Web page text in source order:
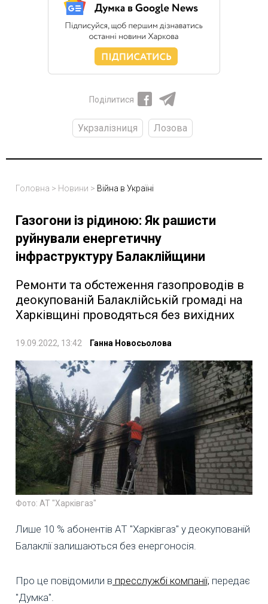
Поділитися
Укрзалізниця Лозова
Головна > Новини > Війна в Україні
Газогони із рідиною: Як рашисти
руйнували енергетичну
інфраструктуру Балаклійщини
Ремонти та обстеження газопроводів в
деокупованій Балаклійській громаді на
Харківщині проводяться без вихідних
19.09.2022, 13:42 Ганна Новосьолова
Фото: АТ "Харківгаз"
Лише 10 % абонентів АТ "Харківгаз" у деокупованій
Балаклії залишаються без енергоносія.
Про це повідомили в пресслужбі компанії, передає
"Думка".